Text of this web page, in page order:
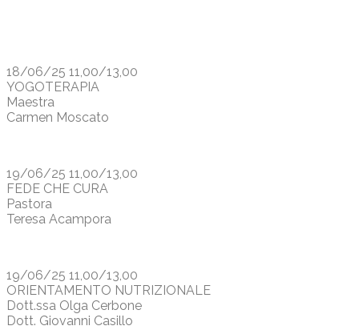
18/06/25 11,00/13,00
YOGOTERAPIA
Maestra
Carmen Moscato
19/06/25 11,00/13,00
FEDE CHE CURA
Pastora
Teresa Acampora
19/06/25 11,00/13,00
ORIENTAMENTO NUTRIZIONALE
Dott.ssa Olga Cerbone
Dott. Giovanni Casillo